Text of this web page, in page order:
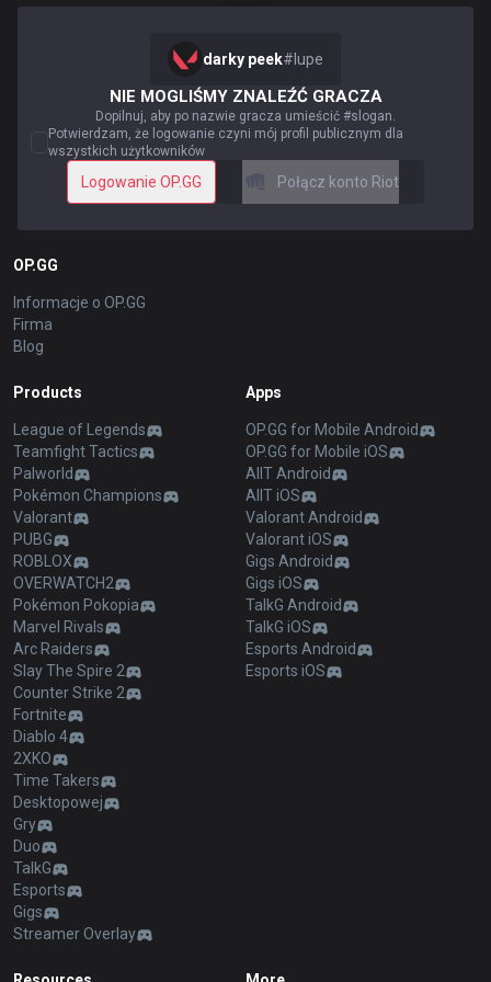
darky peek# lupe
NIE MOGLIŚMY ZNALEŹĆ GRACZA
Dopilnuj, aby po nazwie gracza umieścić #slogan.
Potwierdzam, że logowanie czyni mój profil publicznym dla
wszystkich użytkowników
Logowanie OP.GG Połącz konto Riot
OP.GG
Informacje o OP.GG
Firma
Blog
Products
League of Legends
Teamfight Tactics
Palworld
Pokémon Champions
Valorant
PUBG
ROBLOX
OVERWATCH2
Pokémon Pokopia
Marvel Rivals
Arc Raiders
Slay The Spire 2
Counter Strike 2
Fortnite
Diablo 4
2XKO
Time Takers
Desktopowej
Gry
Duo
TalkG
Esports
Gigs
Streamer Overlay
Apps
OP.GG for Mobile Android
OP.GG for Mobile iOS
AllT Android
AllT iOS
Valorant Android
Valorant iOS
Gigs Android
Gigs iOS
TalkG Android
TalkG iOS
Esports Android
Esports iOS